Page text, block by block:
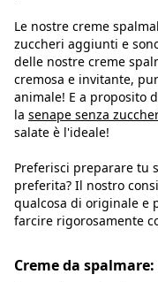
Le nostre creme
zuccheri aggiunti e
delle nostre creme
cremosa e invitante,
animale! E a proposito
la senape senza
salate è l'ideale!
Preferisci preparare tu
preferita? Il nostro
qualcosa di originale e
farcire rigorosamente
Creme da